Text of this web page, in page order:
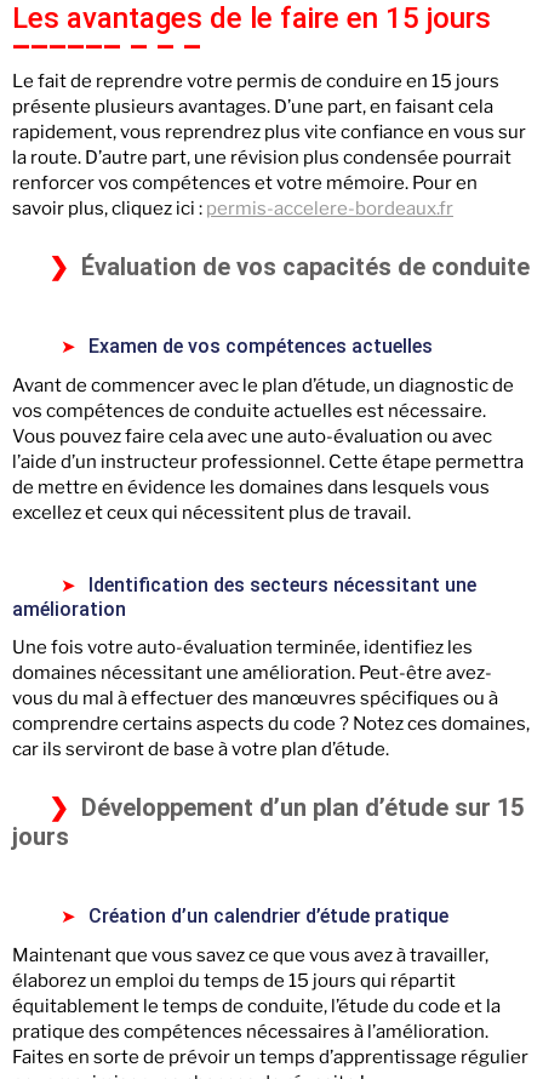
Les avantages de le faire en 15 jours
Le fait de reprendre votre permis de conduire en 15 jours
présente plusieurs avantages. D’une part, en faisant cela
rapidement, vous reprendrez plus vite confiance en vous sur
la route. D’autre part, une révision plus condensée pourrait
renforcer vos compétences et votre mémoire. Pour en
savoir plus, cliquez ici : permis-accelere-bordeaux.fr
Évaluation de vos capacités de conduite
Examen de vos compétences actuelles
Avant de commencer avec le plan d’étude, un diagnostic de
vos compétences de conduite actuelles est nécessaire.
Vous pouvez faire cela avec une auto-évaluation ou avec
l’aide d’un instructeur professionnel. Cette étape permettra
de mettre en évidence les domaines dans lesquels vous
excellez et ceux qui nécessitent plus de travail.
Identification des secteurs nécessitant une
amélioration
Une fois votre auto-évaluation terminée, identifiez les
domaines nécessitant une amélioration. Peut-être avez-
vous du mal à effectuer des manœuvres spécifiques ou à
comprendre certains aspects du code ? Notez ces domaines,
car ils serviront de base à votre plan d’étude.
Développement d’un plan d’étude sur 15
jours
Création d’un calendrier d’étude pratique
Maintenant que vous savez ce que vous avez à travailler,
élaborez un emploi du temps de 15 jours qui répartit
équitablement le temps de conduite, l’étude du code et la
pratique des compétences nécessaires à l’amélioration.
Faites en sorte de prévoir un temps d’apprentissage régulier